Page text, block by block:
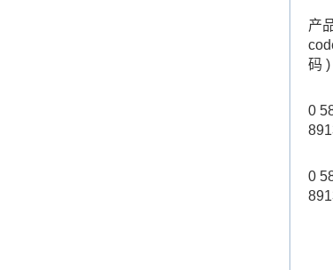
产
码 )
0
0